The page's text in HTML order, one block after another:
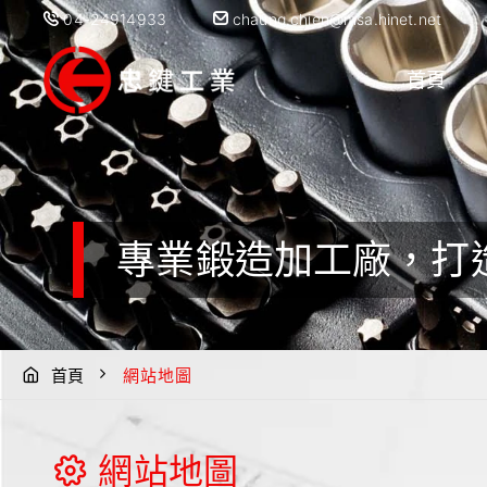
04-24914933 chaung.chien@msa.hinet.net
首頁
專業鍛造加工廠，
首頁 網站地圖
網站地圖